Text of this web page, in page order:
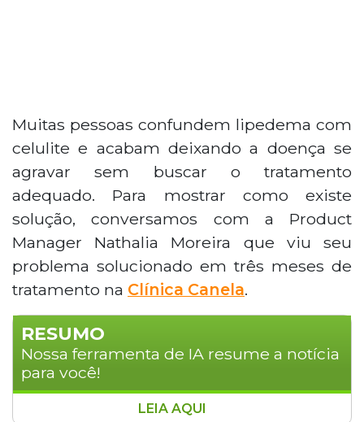
Muitas pessoas confundem lipedema com
celulite e acabam deixando a doença se
agravar sem buscar o tratamento
adequado. Para mostrar como existe
solução, conversamos com a Product
Manager Nathalia Moreira que viu seu
problema solucionado em três meses de
tratamento na Clínica Canela.
RESUMO
Nossa ferramenta de IA resume a notícia
para você!
LEIA AQUI